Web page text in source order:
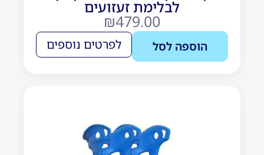
לבלימת זעזועים
₪479.00
הוספה לסל לפרטים נוספים